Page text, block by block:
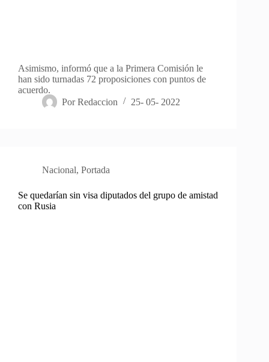
Asimismo, informó que a la Primera Comisión le
han sido turnadas 72 proposiciones con puntos de
acuerdo.
Por Redaccion 25- 05- 2022
Nacional, Portada
Se quedarían sin visa diputados del grupo de amistad
con Rusia